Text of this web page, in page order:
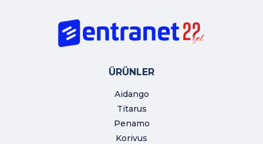
ÜRÜNLER
Aidango
Titarus
Penamo
Korivus